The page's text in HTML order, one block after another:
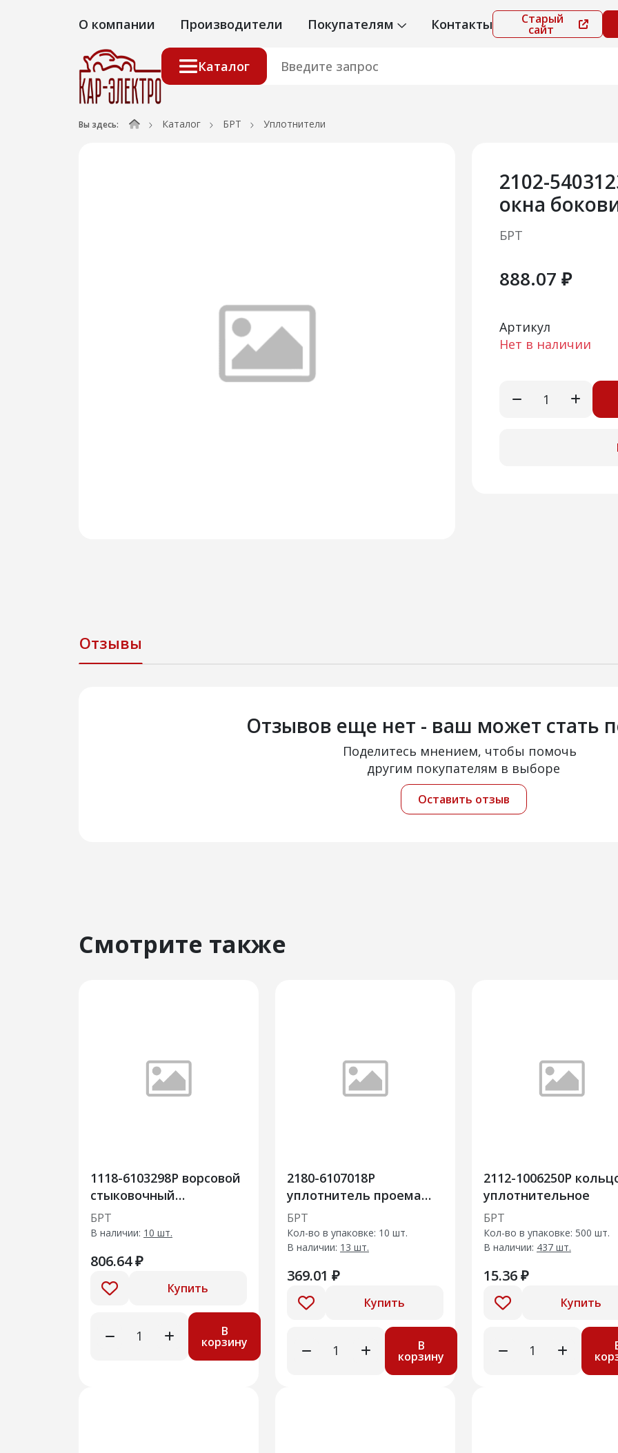
О компании Производители Покупателям Контакты Старый
сайт
Каталог
Вы здесь: Каталог БРТ Уплотнители
2102-
окна
БРТ
888.07 ₽
Артикул
Нет в наличии
Отзывы
Отзывов еще нет - ваш может стать
Поделитесь мнением, чтобы помочь
другим покупателям в выборе
Оставить отзыв
Смотрите также
1118-6103298Р ворсовой
стыковочный
уплотнитель
БРТ
В наличии: 10 шт.
806.64 ₽
Купить
В
корзину
2180-6107018Р
уплотнитель проема
передней двери
БРТ
Кол-во в упаковке: 10 шт.
В наличии: 13 шт.
369.01 ₽
Купить
В
корзину
2112-1006250Р
уплотнительное
БРТ
Кол-во в упаковке: 500 шт.
В наличии: 437 шт.
15.36 ₽
Купить